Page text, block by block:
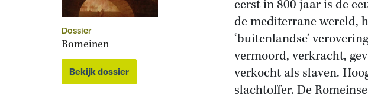
Dossier
Romeinen
Bekijk dossier
eerst in 800 jaar is de
de mediterrane wereld,
‘buitenlandse’
vermoord, verkracht,
verkocht als slaven.
slachtoffer. De